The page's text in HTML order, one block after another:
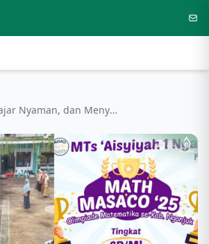
Belajar Nyaman, dan Menyenangkan Bersama MTs Aisyiyah 1 Nganjuk